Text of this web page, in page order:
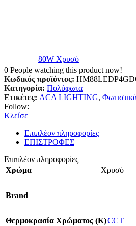
80W Χρυσό
0 People watching this product now!
Κωδικός προϊόντος:
Κατηγορία: Πολύφωτα
Ετικέτες: ACA LIGHTING,
Follow:
Κλείσε
Επιπλέον πληροφορίες
ΕΠΙΣΤΡΟΦΕΣ
Επιπλέον πληροφορίες
Χρώμα
Χρυσό
Brand
Θερμοκρασία Χρώματος (Κ)CCT